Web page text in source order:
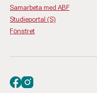
Samarbeta med ABF
Studieportal (S)
Fönstret
Besök oss på facebook
Besök oss på instagram